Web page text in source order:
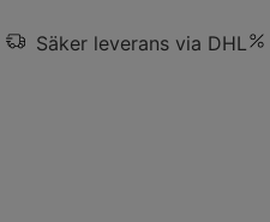
Säker leverans via DHL